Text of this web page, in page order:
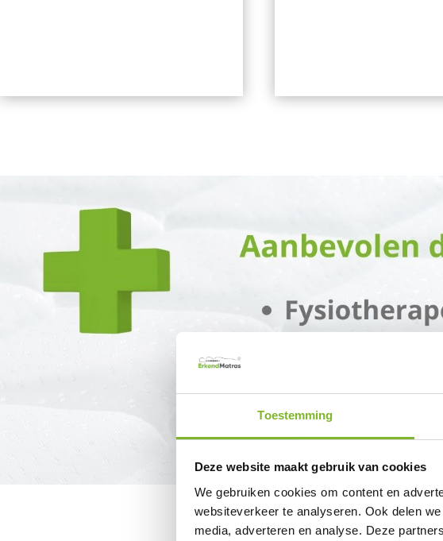
Toestemming
Deze website maakt gebruik van cookies
We gebruiken cookies om content en
websiteverkeer te analyseren. Ook delen
media, adverteren en analyse. Deze